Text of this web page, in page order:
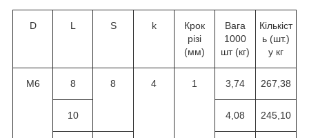
D L S k
Крок
різі
(мм)
Вага
1000
шт (кг)
Кількіст
ь (шт.)
у кг
M6 8 8 4 1 3,74 267,38
10 4,08 245,10